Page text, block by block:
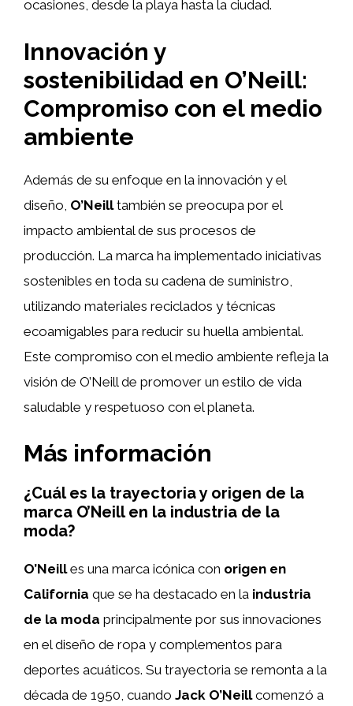
ocasiones, desde la playa hasta la ciudad.
Innovación y
sostenibilidad en O’Neill:
Compromiso con el medio
ambiente
Además de su enfoque en la innovación y el
diseño, O’Neilltambién se preocupa por el
impacto ambiental de sus procesos de
producción. La marca ha implementado iniciativas
sostenibles en toda su cadena de suministro,
utilizando materiales reciclados y técnicas
ecoamigables para reducir su huella ambiental.
Este compromiso con el medio ambiente refleja la
visión de O’Neill de promover un estilo de vida
saludable y respetuoso con el planeta.
Más información
¿Cuál es la trayectoria y origen de la
marca O’Neill en la industria de la
moda?
O’Neilles una marca icónica con origen en
California que se ha destacado en la industria
de la moda principalmente por sus innovaciones
en el diseño de ropa y complementos para
deportes acuáticos. Su trayectoria se remonta a la
década de 1950, cuando Jack O’Neillcomenzó a